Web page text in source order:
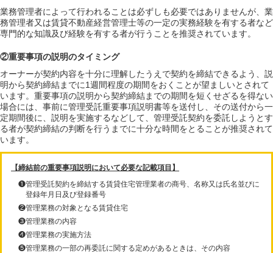
業務管理者によって行われることは必ずしも必要ではありませんが、業
務管理者又は賃貸不動産経営管理士等の一定の実務経験を有する者など
専門的な知識及び経験を有する者が行うことを推奨されています。
②重要事項の説明のタイミング
オーナーが契約内容を十分に理解したうえで契約を締結できるよう、説
明から契約締結までに1週間程度の期間をおくことが望ましいとされて
います。重要事項の説明から契約締結までの期間を短くせざるを得ない
場合には、事前に管理受託重要事項説明書等を送付し、その送付から一
定期間後に、説明を実施するなどして、管理受託契約を委託しようとす
る者が契約締結の判断を行うまでに十分な時間をとることが推奨されて
います。
【締結前の重要事項説明において必要な記載項目】
❶管理受託契約を締結する賃貸住宅管理業者の商号、名称又は氏名並びに
登録年月日及び登録番号
❷管理業務の対象となる賃貸住宅
❸管理業務の内容
❹管理業務の実施方法
❺管理業務の一部の再委託に関する定めがあるときは、その内容